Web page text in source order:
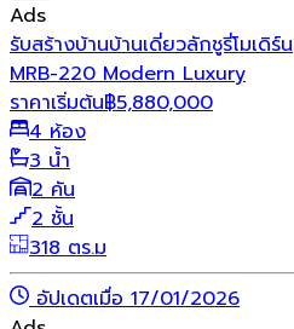
Ads
รับสร้างบ้านบ้านเดี่ยวลักชูรี่โมเดิร์น
MRB-220 Modern Luxury
ราคาเริ่มต้น฿5,880,000
4 ห้อง
3 น้ำ
2 คัน
2 ชั้น
318 ตร.ม
อัปเดตเมื่อ 17/01/2026